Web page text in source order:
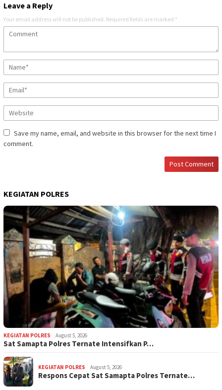
Leave a Reply
Your email address will not be published. Required fields are marked *
Save my name, email, and website in this browser for the next time I
comment.
KEGIATAN POLRES
KEGIATAN POLRES August 5, 2026
Sat Samapta Polres Ternate Intensifkan P…
KEGIATAN POLRES August 5, 2026
Respons Cepat Sat Samapta Polres Ternate…